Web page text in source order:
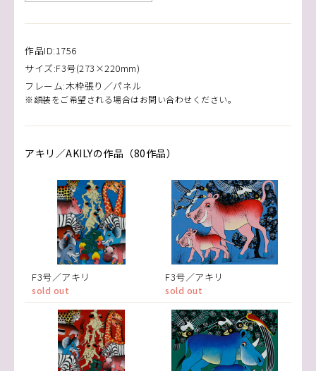
作品ID:1756
サイズ:F3号(273×220mm)
フレーム:木枠張り／パネル
※額装をご希望される場合はお問い合わせください。
アキリ／AKILYの作品（80作品）
F3号／アキリ
sold out
F3号／アキリ
sold out